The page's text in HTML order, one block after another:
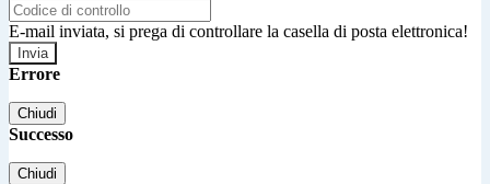
E-mail inviata, si prega di controllare la casella di posta elettronica!
Errore
Chiudi
Successo
Chiudi